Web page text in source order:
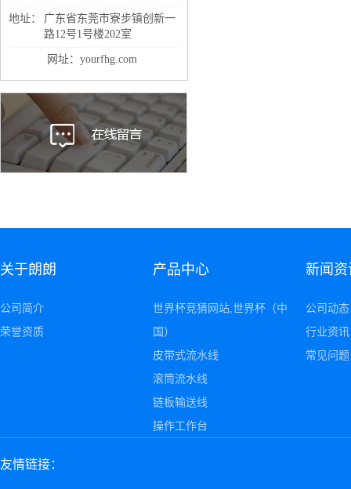
地址：
广东省东莞市寮步镇创新一
路12号1号楼202室
网址：yourfhg.com
关于朗朗
公司简介
荣誉资质
产品中心
世界杯竞猜网站,世界杯（中
国）
皮带式流水线
滚筒流水线
链板输送线
操作工作台
新闻资
公司动态
行业资讯
常见问题
友情链接：